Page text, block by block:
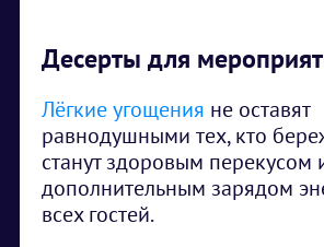
Десерты для
Лёгкие угощения не оставят
равнодушными тех, кто
станут здоровым перекусом
дополнительным зарядом
всех гостей.